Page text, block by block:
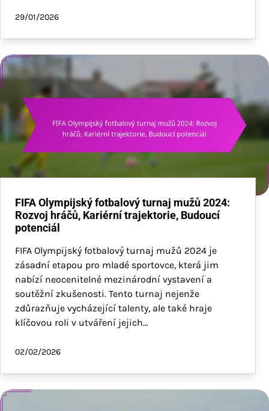
29/01/2026
FIFA Olympijský fotbalový turnaj mužů 2024:
Rozvoj hráčů, Kariérní trajektorie, Budoucí
potenciál
FIFA Olympijský fotbalový turnaj mužů 2024 je
zásadní etapou pro mladé sportovce, která jim
nabízí neocenitelné mezinárodní vystavení a
soutěžní zkušenosti. Tento turnaj nejenže
zdůrazňuje vycházející talenty, ale také hraje
klíčovou roli v utváření jejich…
02/02/2026